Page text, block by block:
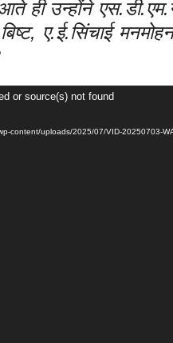
आते ही उन्होंने
ए.ई.सिंचाई
or source(s) not found
content/uploads/2025/07/VID-20250703-